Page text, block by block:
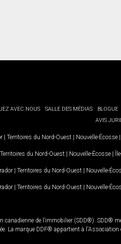
AVEC NOUS SALLE DES MÉDIAS BLOGUE
AVIS
| Territoires du Nord-Ouest | Nouvelle-Écosse |
Territoires du Nord-Ouest | Nouvelle-Écosse |
| Territoires du Nord-Ouest | Nouvelle-
| Territoires du Nord-Ouest | Nouvelle-
de l’immobilier (SDD®). SDD®
La marque DDF® appartient à l'Association